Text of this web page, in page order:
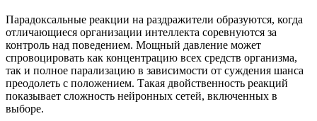
Парадоксальные реакции на раздражители образуются, когда
отличающиеся организации интеллекта соревнуются за
контроль над поведением. Мощный давление может
спровоцировать как концентрацию всех средств организма,
так и полное парализацию в зависимости от суждения шанса
преодолеть с положением. Такая двойственность реакций
показывает сложность нейронных сетей, включенных в
выборе.